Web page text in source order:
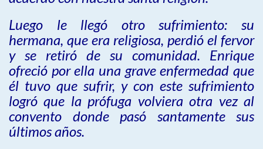
Luego le llegó otro sufrimiento: su
hermana, que era religiosa, perdió el fervor
y se retiró de su comunidad. Enrique
ofreció por ella una grave enfermedad que
él tuvo que sufrir, y con este sufrimiento
logró que la prófuga volviera otra vez al
convento donde pasó santamente sus
últimos años.